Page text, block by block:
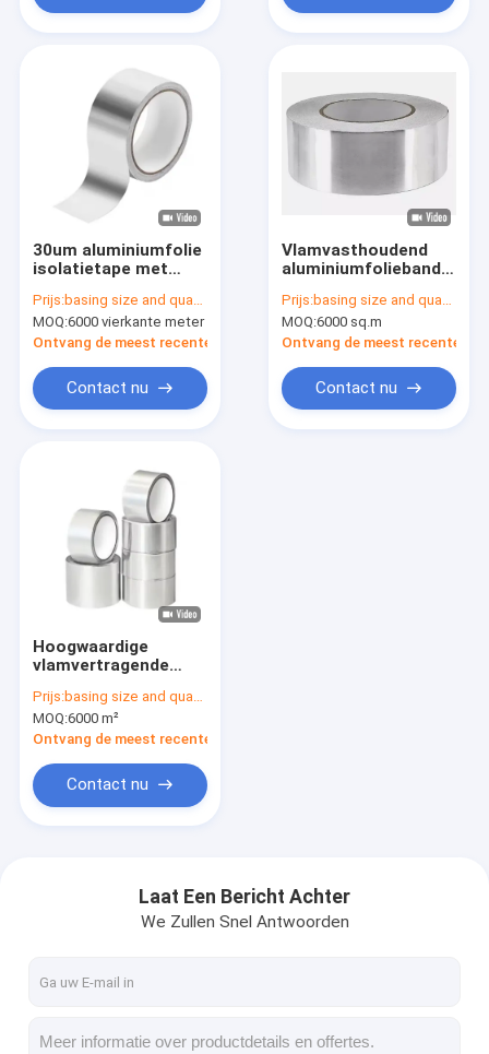
Ongeveer ons
Zelfklevende Isolatieband
De Isolatieband van de glasdoek
De Plakband van de glasdoek
30um aluminiumfolie
isolatietape met
kleefstof 70um
Prijs:basing size and quantity
MOQ:6000 vierkante meter
Ontvang de meest recente Prijs
Contact nu
Vlamvasthoudend
aluminiumfolieband
binnen het
temperatuurbereik
van -35 tot +120°C
Prijs:basing size and quantity
MOQ:6000 sq.m
Ontvang de meest recente
Contact nu
Hoogwaardige
vlamvertragende
met een uitstekende
brandwerendheid
70um dikte
Prijs:basing size and quantity
MOQ:6000 m²
Ontvang de meest recente Prijs
Contact nu
Laat Een Bericht Achter
We Zullen Snel Antwoorden